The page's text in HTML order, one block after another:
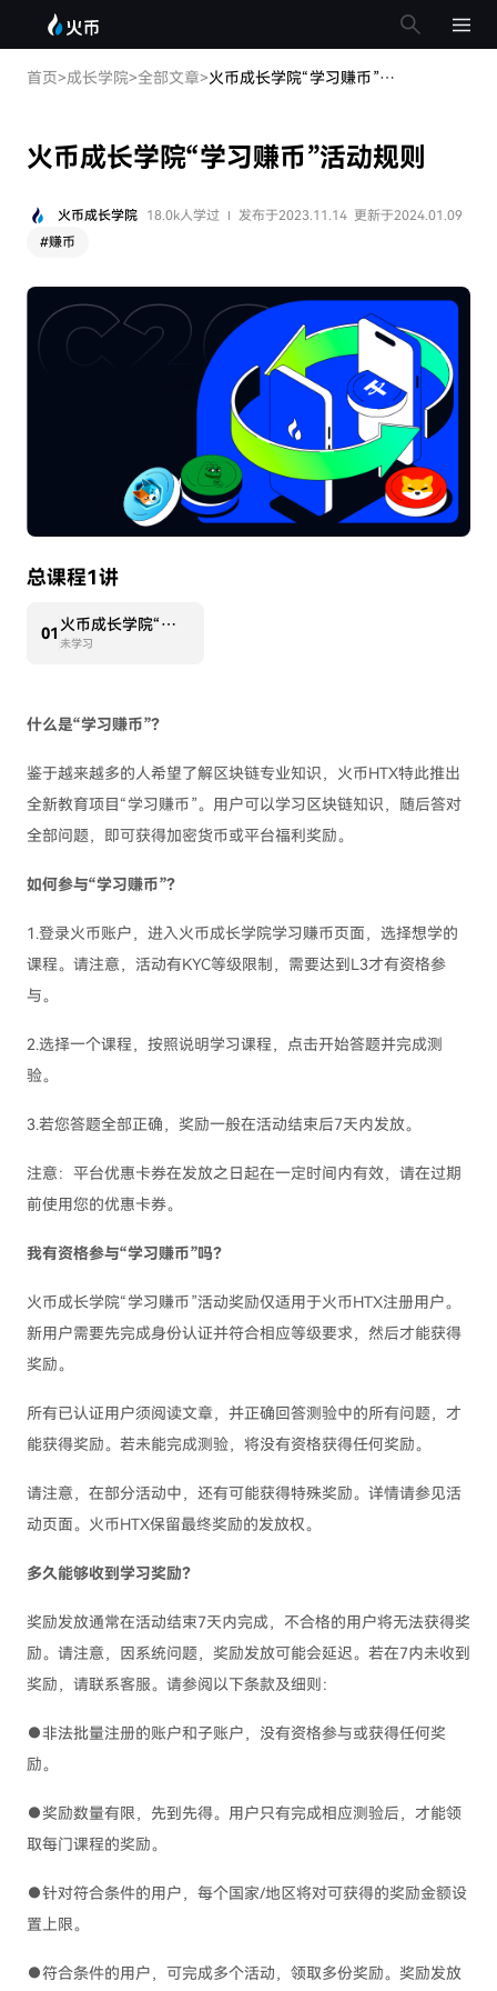
首页>成长学院>全部文章> 火币成长学院“学习赚币”活动规则
火币成长学院“学习赚币”活动规则
火币成长学院 18.0k人学过 发布于2023.11.14 更新于2024.01.09
#赚币
总课程1讲
01 火币成长学院“学习赚币”活动规则
未学习
什么是“学习赚币”？
鉴于越来越多的人希望了解区块链专业知识，火币HTX特此推出
全新教育项目“学习赚币”。用户可以学习区块链知识，随后答对
全部问题，即可获得加密货币或平台福利奖励。
如何参与“学习赚币”？
1.登录火币账户，进入火币成长学院学习赚币页面，选择想学的
课程。请注意，活动有KYC等级限制，需要达到L3才有资格参
与。
2.选择一个课程，按照说明学习课程，点击开始答题并完成测
验。
3.若您答题全部正确，奖励一般在活动结束后7天内发放。
注意：平台优惠卡券在发放之日起在一定时间内有效，请在过期
前使用您的优惠卡券。
我有资格参与“学习赚币”吗？
火币成长学院“学习赚币”活动奖励仅适用于火币HTX注册用户。
新用户需要先完成身份认证并符合相应等级要求，然后才能获得
奖励。
所有已认证用户须阅读文章，并正确回答测验中的所有问题，才
能获得奖励。若未能完成测验，将没有资格获得任何奖励。
请注意，在部分活动中，还有可能获得特殊奖励。详情请参见活
动页面。火币HTX保留最终奖励的发放权。
多久能够收到学习奖励？
奖励发放通常在活动结束7天内完成，不合格的用户将无法获得奖
励。请注意，因系统问题，奖励发放可能会延迟。若在7内未收到
奖励，请联系客服。请参阅以下条款及细则：
●非法批量注册的账户和子账户，没有资格参与或获得任何奖
励。
●奖励数量有限，先到先得。用户只有完成相应测验后，才能领
取每门课程的奖励。
●针对符合条件的用户，每个国家/地区将对可获得的奖励金额设
置上限。
●符合条件的用户，可完成多个活动，领取多份奖励。奖励发放